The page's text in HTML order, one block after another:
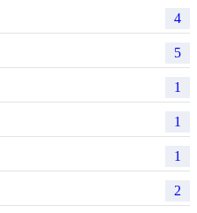
4
5
1
1
1
2